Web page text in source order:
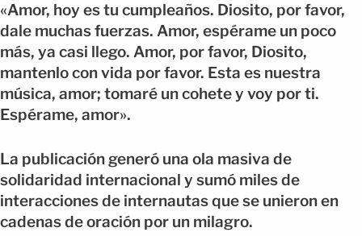
«Amor, hoy es tu cumpleaños. Diosito, por favor,
dale muchas fuerzas. Amor, espérame un poco
más, ya casi llego. Amor, por favor, Diosito,
mantenlo con vida por favor. Esta es nuestra
música, amor; tomaré un cohete y voy por ti.
Espérame, amor».
La publicación generó una ola masiva de
solidaridad internacional y sumó miles de
interacciones de internautas que se unieron en
cadenas de oración por un milagro.